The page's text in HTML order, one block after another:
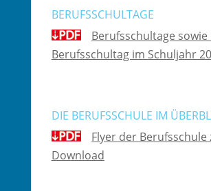
BERUFSSCHULTAGE
Berufsschultage
Berufsschultag im Schuljahr
DIE BERUFSSCHULE IM
Flyer der Berufsschule
Download